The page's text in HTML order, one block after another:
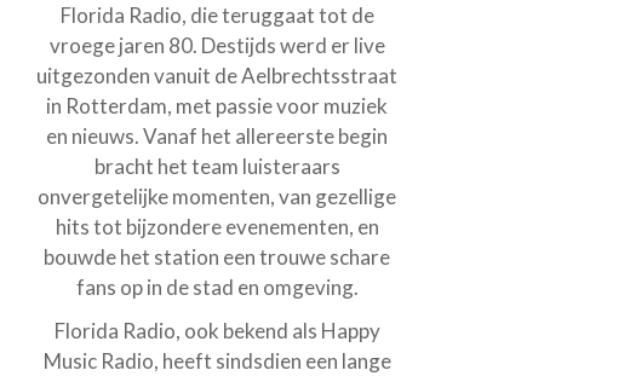
Florida Radio, die teruggaat tot de
vroege jaren 80. Destijds werd er live
uitgezonden vanuit de Aelbrechtsstraat
in Rotterdam, met passie voor muziek
en nieuws. Vanaf het allereerste begin
bracht het team luisteraars
onvergetelijke momenten, van gezellige
hits tot bijzondere evenementen, en
bouwde het station een trouwe schare
fans op in de stad en omgeving.
Florida Radio, ook bekend als Happy
Music Radio, heeft sindsdien een lange